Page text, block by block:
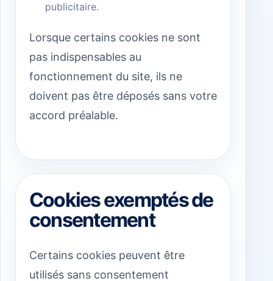
publicitaire.
Lorsque certains cookies ne sont
pas indispensables au
fonctionnement du site, ils ne
doivent pas être déposés sans votre
accord préalable.
Cookies exemptés de
consentement
Certains cookies peuvent être
utilisés sans consentement